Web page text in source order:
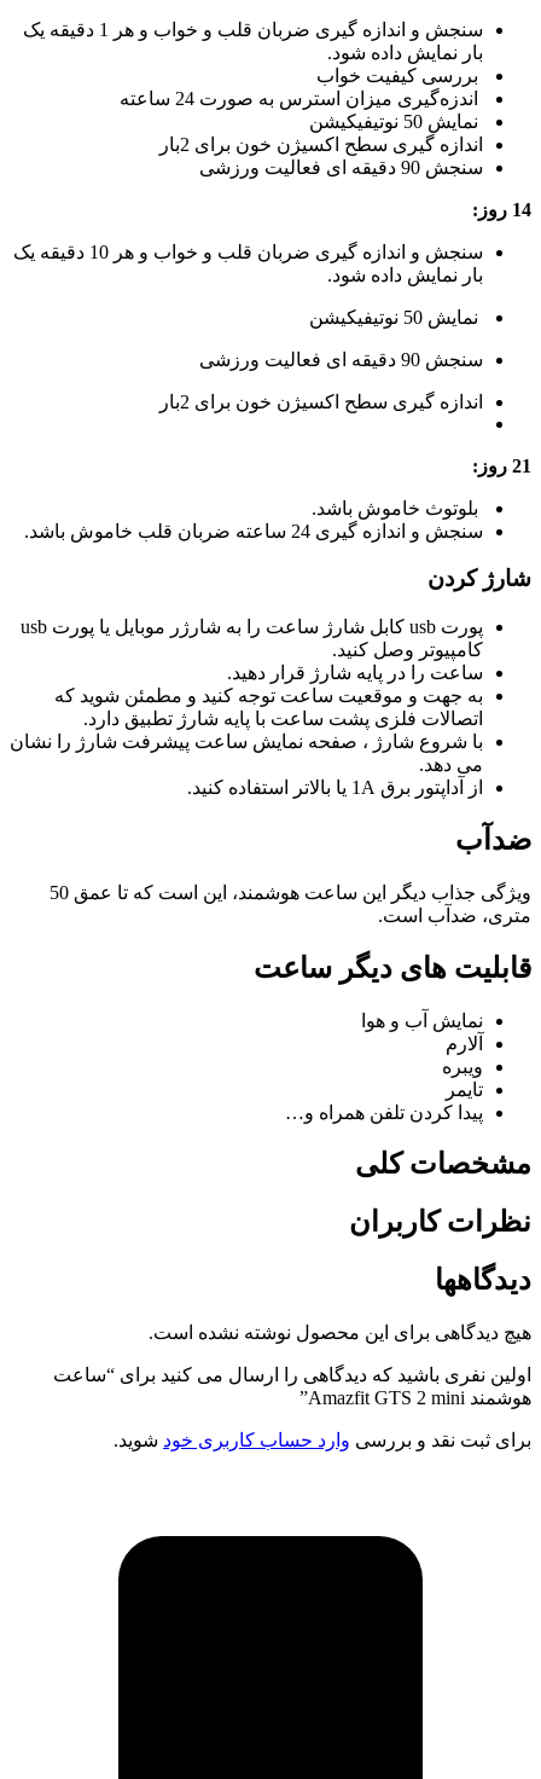
سنجش و اندازه گیری ضربان قلب و خواب و هر 1 دقیقه یک
بار نمایش داده شود.
بررسی کیفیت خواب
اندزه‌گیری میزان استرس به صورت 24 ساعته
نمایش 50 نوتیفیکیشن
اندازه گیری سطح اکسیژن خون برای 2بار
سنجش 90 دقیقه ای فعالیت ورزشی
14 روز:
سنجش و اندازه گیری ضربان قلب و خواب و هر 10 دقیقه یک
بار نمایش داده شود.
نمایش 50 نوتیفیکیشن
سنجش 90 دقیقه ای فعالیت ورزشی
اندازه گیری سطح اکسیژن خون برای 2بار
21 روز:
بلوتوث خاموش باشد.
سنجش و اندازه گیری 24 ساعته ضربان قلب خاموش باشد.
شارژ کردن
پورت usb کابل شارژ ساعت را به شارژر موبایل یا پورت usb
کامپیوتر وصل کنید.
ساعت را در پایه شارژ قرار دهید.
به جهت و موقعیت ساعت توجه کنید و مطمئن شوید که
اتصالات فلزی پشت ساعت با پایه شارژ تطبیق دارد.
با شروع شارژ ، صفحه نمایش ساعت پیشرفت شارژ را نشان
می دهد.
از آداپتور برق 1A یا بالاتر استفاده کنید.
ضدآب
ویژگی جذاب دیگر این ساعت هوشمند، این است که تا عمق 50
متری، ضدآب است.
قابلیت های دیگر ساعت
نمایش آب و هوا
آلارم
ویبره
تایمر
پیدا کردن تلفن همراه و…
مشخصات کلی
نظرات کاربران
دیدگاهها
هیچ دیدگاهی برای این محصول نوشته نشده است.
اولین نفری باشید که دیدگاهی را ارسال می کنید برای “ساعت
هوشمند Amazfit GTS 2 mini”
برای ثبت نقد و بررسی وارد حساب کاربری خود شوید.